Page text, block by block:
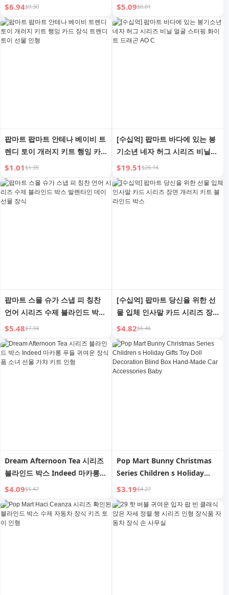
스 풀 세트
$6.94$9.30
운 작은 아기 인형 동물 옷 포함
3세 이상 남아 및 여아 선물 생일
선물에 적합
$5.09$6.81
팝마트 팝마트 안테나 베이비 트
렌디 토이 개러지 키트 행잉 카
드 장식 트렌디 토이 선물 인형
$1.01$1.35
[수십억] 팝마트 바다에 있는 봉
기소년 네자 허그 시리즈 비닐
얼굴 스터핑 화이트 드래곤 AO
C
$19.51$26.14
팝마트 스몰 슈가 스냅 피 칭찬
언어 시리즈 수제 블라인드 박스
발렌타인 데이 선물 장식
$5.48$7.34
[수십억] 팝마트 당신을 위한 선
물 입체 인사말 카드 시리즈 장
면 개러지 키트 블라인드 박스
$4.82$6.46
Dream Afternoon Tea 시리즈
블라인드 박스 Indeed 마카롱
푸들 귀여운 장식품 소녀 선물
가챠 키트 인형
$4.09$5.47
Pop Mart Bunny Christmas
Series Children s Holiday
Gifts Toy Doll Decoration
Blind Box Hand-Made Car
Accessories Baby
$3.19$4.27